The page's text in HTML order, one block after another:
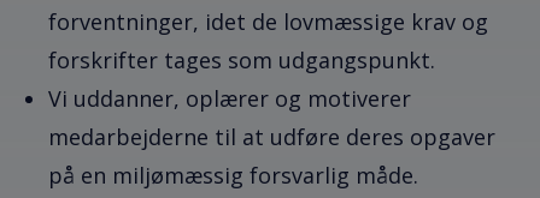
forventninger, idet de lovmæssige krav og
forskrifter tages som udgangspunkt.
Vi uddanner, oplærer og motiverer
medarbejderne til at udføre deres opgaver
på en miljømæssig forsvarlig måde.